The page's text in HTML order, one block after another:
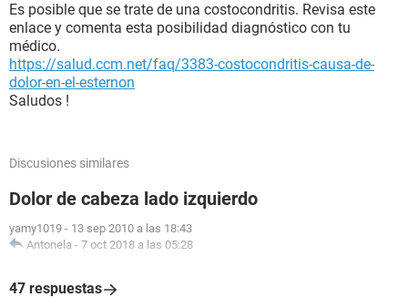
Es posible que se trate de una costocondritis. Revisa este
enlace y comenta esta posibilidad diagnóstico con tu
médico.
https://salud.ccm.net/faq/3383-costocondritis-causa-de-
dolor-en-el-esternon
Saludos !
Discusiones similares
Dolor de cabeza lado izquierdo
yamy1019 - 13 sep 2010 a las 18:43
Antonela - 7 oct 2018 a las 05:28
47 respuestas